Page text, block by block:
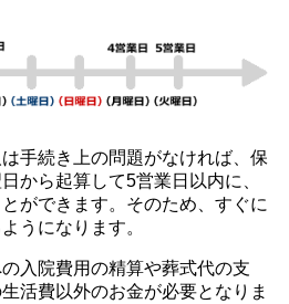
手続き上の問題がなければ、保
から起算して5営業日以内に、
ができます。そのため、すぐに
うになります。
入院費用の精算や葬式代の支
活費以外のお金が必要となりま